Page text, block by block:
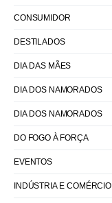
CONSUMIDOR
DESTILADOS
DIA DAS MÃES
DIA DOS NAMORADOS
DIA DOS NAMORADOS
DO FOGO À FORÇA
EVENTOS
INDÚSTRIA E COMÉRCIO